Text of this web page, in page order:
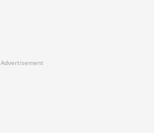
Advertisement